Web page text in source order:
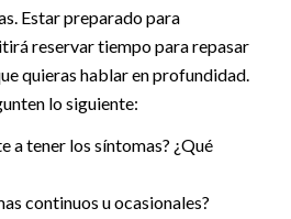
Estar preparado para
reservar tiempo para repasar
quieras hablar en profundidad.
lo siguiente:
a tener los síntomas? ¿Qué
continuos u ocasionales?